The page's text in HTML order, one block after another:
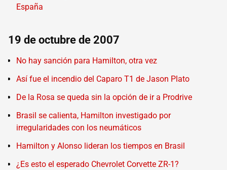
España
19 de octubre de 2007
No hay sanción para Hamilton, otra vez
Así fue el incendio del Caparo T1 de Jason Plato
De la Rosa se queda sin la opción de ir a Prodrive
Brasil se calienta, Hamilton investigado por
irregularidades con los neumáticos
Hamilton y Alonso lideran los tiempos en Brasil
¿Es esto el esperado Chevrolet Corvette ZR-1?